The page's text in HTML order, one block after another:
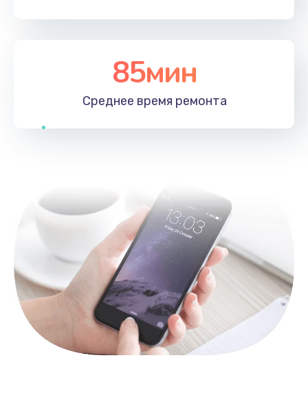
85мин
Среднее время ремонта